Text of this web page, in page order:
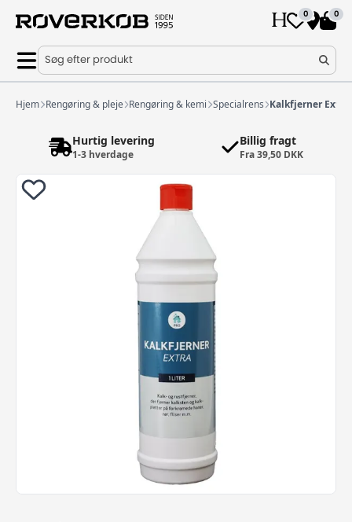
0 0
Søg efter produkt
Hjem Rengøring & pleje Rengøring & kemi Specialrens Kalkfjerner Extra
Hurtig levering
1-3 hverdage
Billig fragt
Fra 39,50 DKK